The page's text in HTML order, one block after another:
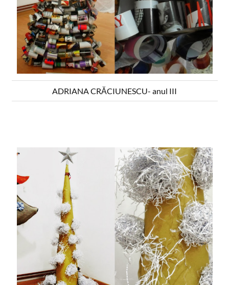
ADRIANA CRĂCIUNESCU- anul III